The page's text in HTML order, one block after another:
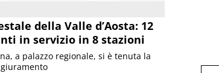
della Valle d’Aosta: 12
in servizio in 8 stazioni
a palazzo regionale, si è tenuta la